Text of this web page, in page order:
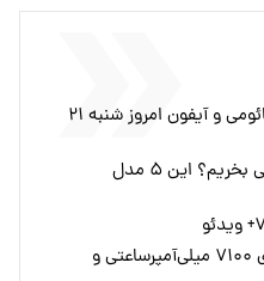
قیمت گوشی سامسونگ، شیائومی و آیفون امروز شنبه ۲۱
با ۳۰ میلیون تومان چه گوشی بخریم؟ این ۵ مدل
وان‌پلاس Nord CE ۵ با باتری ۷۱۰۰ میلی‌آمپرساعتی و